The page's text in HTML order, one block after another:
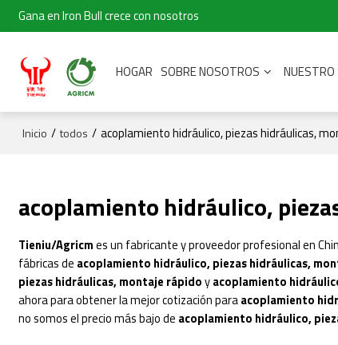
Gana en Iron Bull crece con nosotros
HOGAR SOBRE NOSOTROS NUESTRO
Inicio / todos / acoplamiento hidráulico, piezas hidráulicas,
acoplamiento hidráulico,
Tieniu/Agricmes un fabricante y proveedor profesional en
fábricas de acoplamiento hidráulico, piezas hidráulicas,
piezas hidráulicas, montaje rápidoyacoplamiento
ahora para obtener la mejor cotización paraacoplamiento
no somos el precio más bajo de acoplamiento hidráulico,